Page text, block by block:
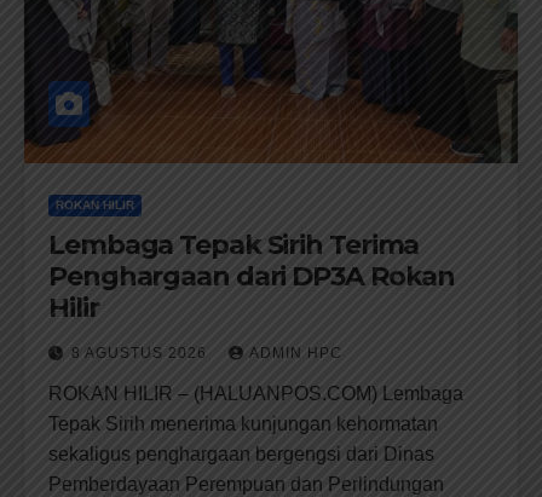
ROKAN HILIR
Lembaga Tepak Sirih Terima
Penghargaan dari DP3A Rokan
Hilir
8 AGUSTUS 2026 ADMIN HPC
ROKAN HILIR – (HALUANPOS.COM) Lembaga
Tepak Sirih menerima kunjungan kehormatan
sekaligus penghargaan bergengsi dari Dinas
Pemberdayaan Perempuan dan Perlindungan